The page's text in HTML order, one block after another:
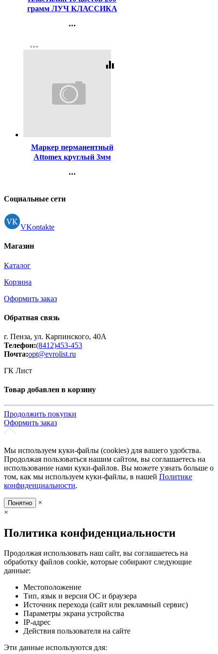
грамм ЛУЧ КЛАССИКА
коробка арт 7С304-08
...
Регистрация
more_horiz
equalizer
Маркер перманентный
Attomex круглый 3мм
...
Регистрация
Социальные сети
VKontakte
Магазин
Каталог
Корзина
Оформить заказ
Обратная связь
г. Пенза, ул. Карпинского, 40А
Телефон:(8412)453-453
Почта:opt@evrolist.ru
ГК Лист
Товар добавлен в корзину
Продолжить покупки
Оформить заказ
Мы используем куки-файлы (cookies) для вашего удобства.
Продолжая пользоваться нашим сайтом, вы соглашаетесь на
использование нами куки-файлов. Вы можете узнать больше о
том, как мы используем куки-файлы, в нашей Политике
конфиденциальности.
Понятно
×
×
Политика конфиденциальности
Продолжая использовать наш сайт, вы соглашаетесь на
обработку файлов cookie, которые собирают следующие
данные:
Местоположение
Тип, язык и версия ОС и браузера
Источник перехода (сайт или рекламный сервис)
Параметры экрана устройства
IP-адрес
Действия пользователя на сайте
Эти данные используются для: